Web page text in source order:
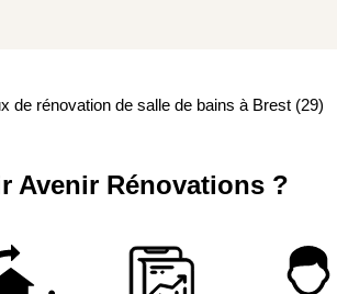
de rénovation de salle de bains à Brest (29)
Avenir Rénovations ?